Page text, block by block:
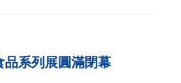
系列展圓滿閉幕